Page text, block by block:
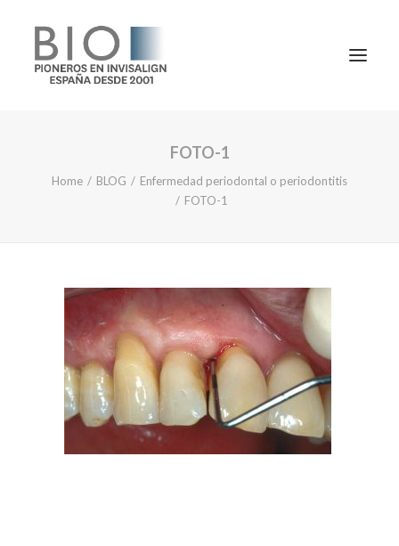
DOCTORES
CONTACTO
1ª CONSULTA GRATIS
91 781 27 00
FOTO-1
Home BLOG
Enfermedad periodontal o periodontitis
FOTO-1